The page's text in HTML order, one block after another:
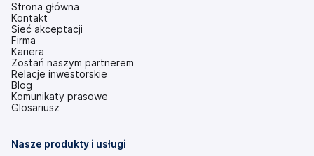
Strona główna
Kontakt
Sieć akceptacji
Firma
Kariera
Zostań naszym partnerem
Relacje inwestorskie
(otwiera
się
w
Blog
Komunikaty prasowe
Glosariusz
Nasze produkty i usługi